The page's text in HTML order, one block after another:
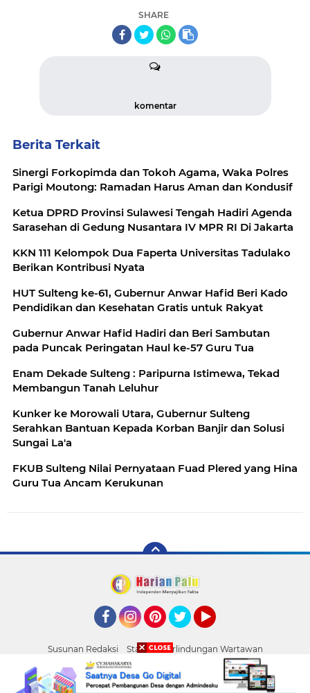
SHARE
komentar
Berita Terkait
Sinergi Forkopimda dan Tokoh Agama, Waka Polres
Parigi Moutong: Ramadan Harus Aman dan Kondusif
Ketua DPRD Provinsi Sulawesi Tengah Hadiri Agenda
Sarasehan di Gedung Nusantara IV MPR RI Di Jakarta
KKN 111 Kelompok Dua Faperta Universitas Tadulako
Berikan Kontribusi Nyata
HUT Sulteng ke-61, Gubernur Anwar Hafid Beri Kado
Pendidikan dan Kesehatan Gratis untuk Rakyat
Gubernur Anwar Hafid Hadiri dan Beri Sambutan
pada Puncak Peringatan Haul ke-57 Guru Tua
Enam Dekade Sulteng : Paripurna Istimewa, Tekad
Membangun Tanah Leluhur
Kunker ke Morowali Utara, Gubernur Sulteng
Serahkan Bantuan Kepada Korban Banjir dan Solusi
Sungai La'a
FKUB Sulteng Nilai Pernyataan Fuad Plered yang Hina
Guru Tua Ancam Kerukunan
Susunan Redaksi
Standar Perlindungan Wartawan
Pasang Iklan
Tentang Kami Pedoman Media Siber
Palu
Copyright ©2026 HARIAN PALU